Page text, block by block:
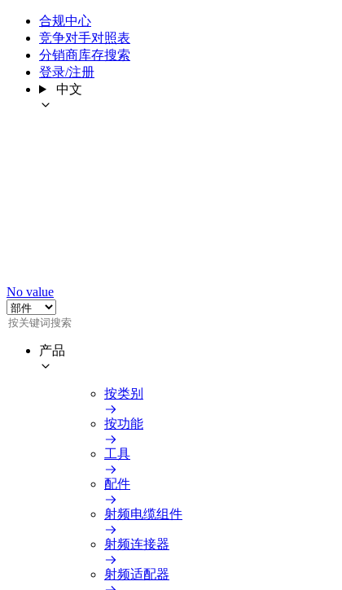
合规中心
竞争对手对照表
分销商库存搜索
登录/注册
中文
No value
产品
按类别
按功能
工具
配件
射频电缆组件
射频连接器
射频适配器